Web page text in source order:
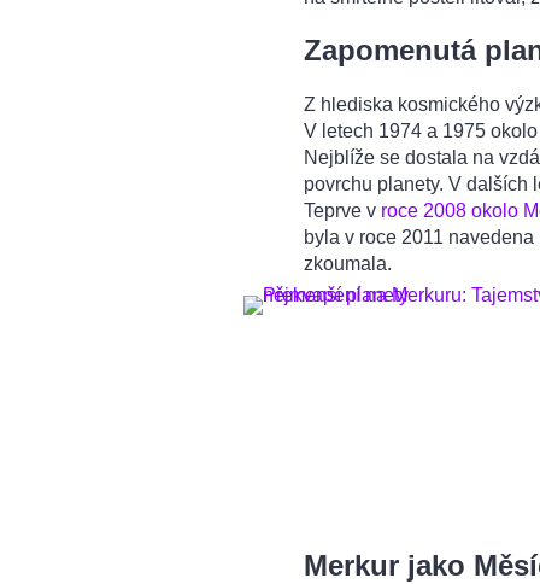
Zapomenutá
Z hlediska kosmického
V letech 1974 a 1975
Nejblíže se dostala na
povrchu planety. V dalších
Teprve v roce 2008 okolo
byla v roce 2011
zkoumala.
Merkur jako